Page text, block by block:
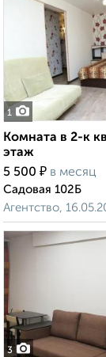
1
Комната в 2-к
этаж
5 500 ₽ в месяц
Садовая 102Б
Агентство,
3